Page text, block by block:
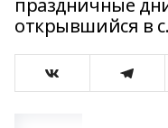
праздничные
открывшийся в